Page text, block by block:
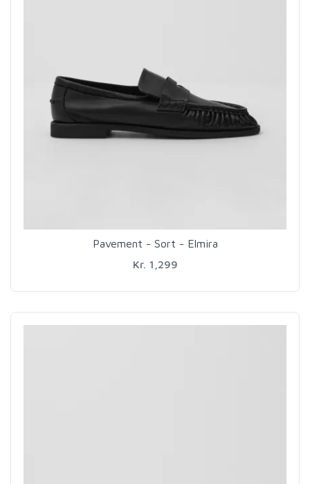
Pavement - Sort - Elmira
Kr. 1,299